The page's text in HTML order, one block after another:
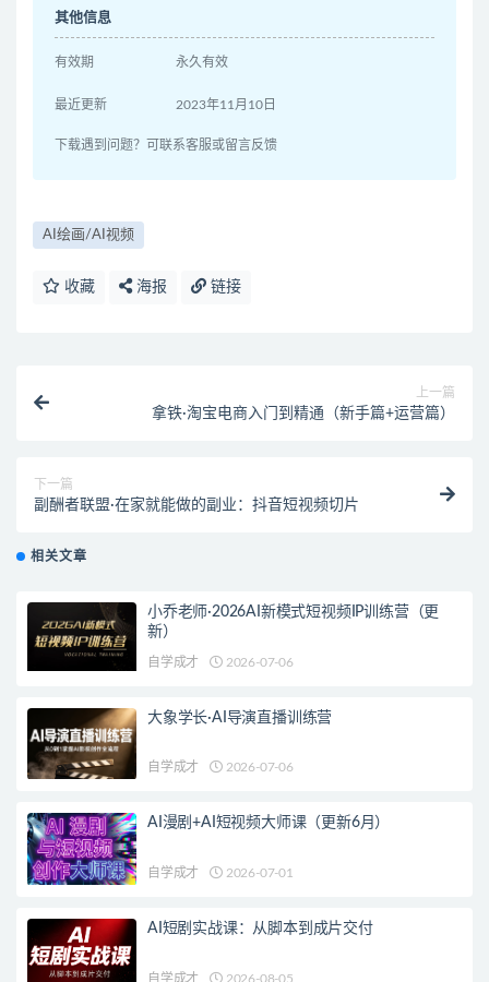
其他信息
有效期 永久有效
最近更新 2023年11月10日
下载遇到问题？可联系客服或留言反馈
AI绘画/AI视频
收藏 海报 链接
上一篇
拿铁·淘宝电商入门到精通（新手篇+运营篇）
下一篇
副酬者联盟·在家就能做的副业：抖音短视频切片
相关文章
小乔老师·2026AI新模式短视频IP训练营（更
新）
自学成才 2026-07-06
大象学长·AI导演直播训练营
自学成才 2026-07-06
AI漫剧+AI短视频大师课（更新6月）
自学成才 2026-07-01
AI短剧实战课：从脚本到成片交付
自学成才 2026-08-05